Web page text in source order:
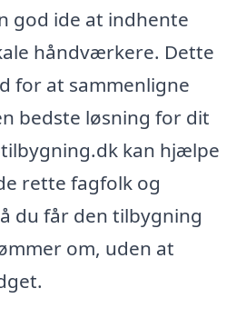
god ide at indhente
håndværkere. Dette
for at sammenligne
bedste løsning for dit
kan hjælpe
rette fagfolk og
du får den tilbygning
om, uden at